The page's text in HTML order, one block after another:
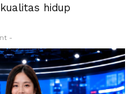
hidup
-